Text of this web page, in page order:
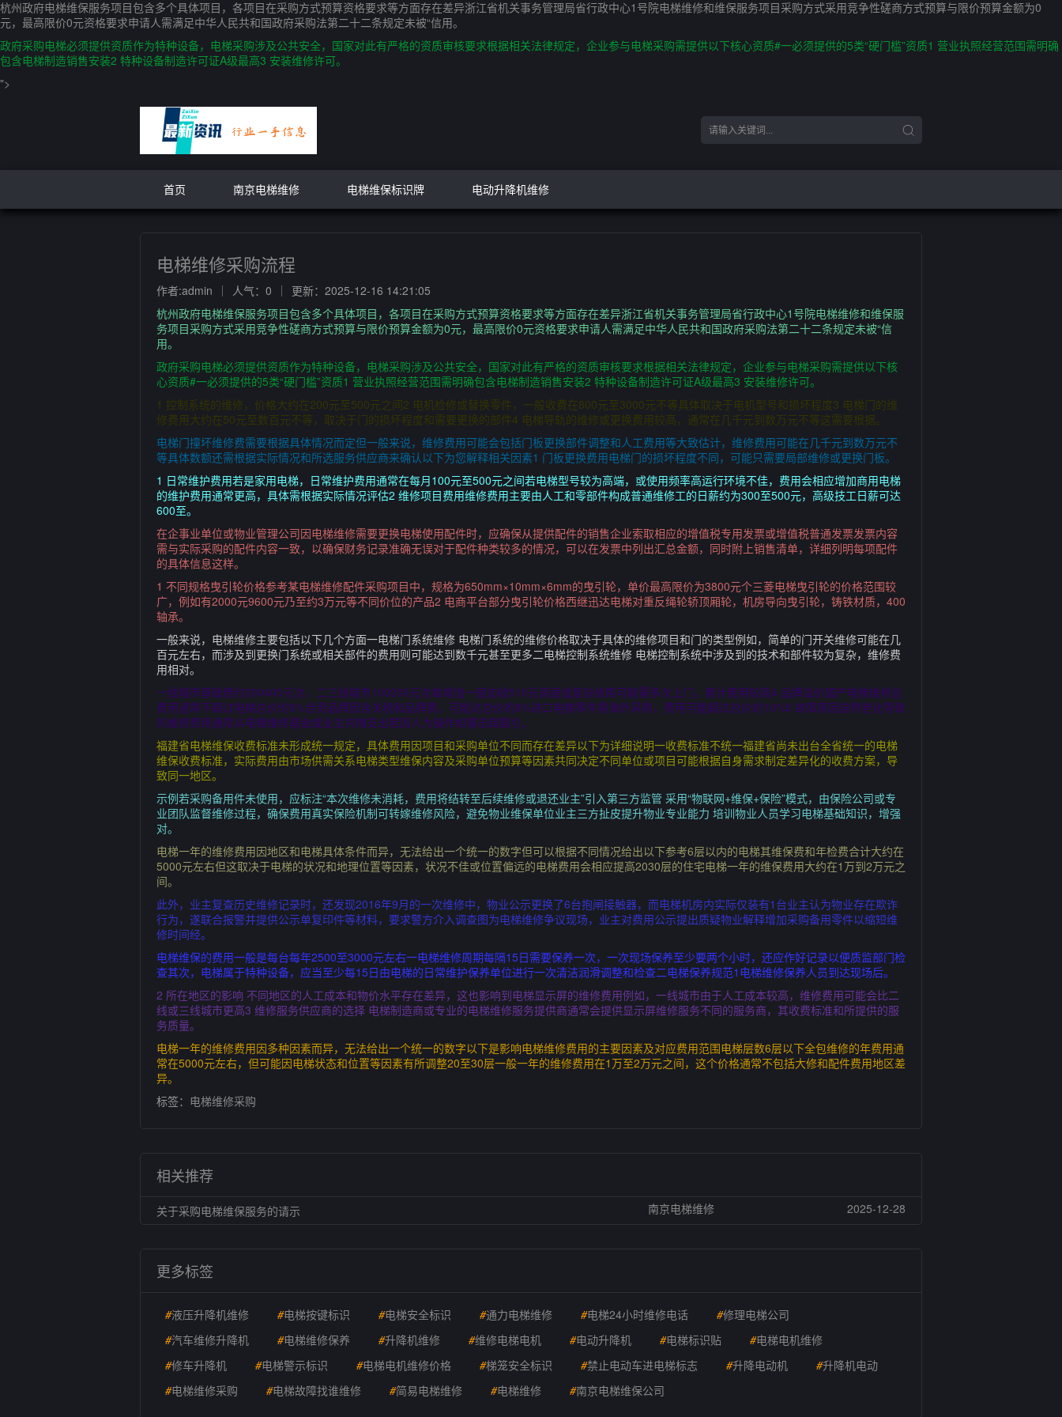
杭州政府电梯维保服务项目包含多个具体项目，各项目在采购方式预算资格要求等方面存在差异浙江省机关事务管理局省行政中心1号院电梯维修和维保服务项目采购方式采用竞争性磋商方式预算与限价预算金额为0
元，最高限价0元资格要求申请人需满足中华人民共和国政府采购法第二十二条规定未被“信用。
政府采购电梯必须提供资质作为特种设备，电梯采购涉及公共安全，国家对此有严格的资质审核要求根据相关法律规定，企业参与电梯采购需提供以下核心资质#一必须提供的5类“硬门槛”资质1 营业执照经营范围需明确
包含电梯制造销售安装2 特种设备制造许可证A级最高3 安装维修许可。
">
首页 南京电梯维修 电梯维保标识牌 电动升降机维修
电梯维修采购流程
作者:admin 人气：0
更新：2025-12-16 14:21:05
杭州政府电梯维保服务项目包含多个具体项目，各项目在采购方式预算资格要求等方面存在差异浙江省机关事务管理局省行政中心1号院电梯维修和维保服
务项目采购方式采用竞争性磋商方式预算与限价预算金额为0元，最高限价0元资格要求申请人需满足中华人民共和国政府采购法第二十二条规定未被“信
用。
政府采购电梯必须提供资质作为特种设备，电梯采购涉及公共安全，国家对此有严格的资质审核要求根据相关法律规定，企业参与电梯采购需提供以下核
心资质#一必须提供的5类“硬门槛”资质1 营业执照经营范围需明确包含电梯制造销售安装2 特种设备制造许可证A级最高3 安装维修许可。
1 控制系统的维修，价格大约在200元至500元之间2 电机检修或替换零件，一般收费在800元至3000元不等具体取决于电机型号和损坏程度3 电梯门的维
修费用大约在50元至数百元不等，取决于门的损坏程度和需要更换的部件4 电梯导轨的维修或更换费用较高，通常在几千元到数万元不等这需要根据。
电梯门撞坏维修费需要根据具体情况而定但一般来说，维修费用可能会包括门板更换部件调整和人工费用等大致估计，维修费用可能在几千元到数万元不
等具体数额还需根据实际情况和所选服务供应商来确认以下为您解释相关因素1 门板更换费用电梯门的损坏程度不同，可能只需要局部维修或更换门板。
1 日常维护费用若是家用电梯，日常维护费用通常在每月100元至500元之间若电梯型号较为高端，或使用频率高运行环境不佳，费用会相应增加商用电梯
的维护费用通常更高，具体需根据实际情况评估2 维修项目费用维修费用主要由人工和零部件构成普通维修工的日薪约为300至500元，高级技工日薪可达
600至。
在企事业单位或物业管理公司因电梯维修需要更换电梯使用配件时，应确保从提供配件的销售企业索取相应的增值税专用发票或增值税普通发票发票内容
需与实际采购的配件内容一致，以确保财务记录准确无误对于配件种类较多的情况，可以在发票中列出汇总金额，同时附上销售清单，详细列明每项配件
的具体信息这样。
1 不同规格曳引轮价格参考某电梯维修配件采购项目中，规格为650mm×10mm×6mm的曳引轮，单价最高限价为3800元个三菱电梯曳引轮的价格范围较
广，例如有2000元9600元乃至约3万元等不同价位的产品2 电商平台部分曳引轮价格西继迅达电梯对重反绳轮轿顶厢轮，机房导向曳引轮，铸铁材质，400
轴承。
一般来说，电梯维修主要包括以下几个方面一电梯门系统维修 电梯门系统的维修价格取决于具体的维修项目和门的类型例如，简单的门开关维修可能在几
百元左右，而涉及到更换门系统或相关部件的费用则可能达到数千元甚至更多二电梯控制系统维修 电梯控制系统中涉及到的技术和部件较为复杂，维修费
用相对。
一线城市基础费约200400元次，二三线城市100200元次每增加一层加收510元高层或复杂故障可能需多次上门，累计费用较高4 品牌溢价国产电梯维修总
费用通常不超过电梯总价的5%合资品牌因含关税和品牌费，可能达总价的8%进口电梯零件需海外采购，费用可能超过总价的10%5 故障原因自然老化导致
的维修费用通常从电梯维修基金或业主共摊支出若因人为操作如撞击超载引。
福建省电梯维保收费标准未形成统一规定，具体费用因项目和采购单位不同而存在差异以下为详细说明一收费标准不统一福建省尚未出台全省统一的电梯
维保收费标准，实际费用由市场供需关系电梯类型维保内容及采购单位预算等因素共同决定不同单位或项目可能根据自身需求制定差异化的收费方案，导
致同一地区。
示例若采购备用件未使用，应标注“本次维修未消耗，费用将结转至后续维修或退还业主”引入第三方监管 采用“物联网+维保+保险”模式，由保险公司或专
业团队监督维修过程，确保费用真实保险机制可转嫁维修风险，避免物业维保单位业主三方扯皮提升物业专业能力 培训物业人员学习电梯基础知识，增强
对。
电梯一年的维修费用因地区和电梯具体条件而异，无法给出一个统一的数字但可以根据不同情况给出以下参考6层以内的电梯其维保费和年检费合计大约在
5000元左右但这取决于电梯的状况和地理位置等因素，状况不佳或位置偏远的电梯费用会相应提高2030层的住宅电梯一年的维保费用大约在1万到2万元之
间。
此外，业主复查历史维修记录时，还发现2016年9月的一次维修中，物业公示更换了6台抱闸接触器，而电梯机房内实际仅装有1台业主认为物业存在欺诈
行为，遂联合报警并提供公示单复印件等材料，要求警方介入调查图为电梯维修争议现场，业主对费用公示提出质疑物业解释增加采购备用零件以缩短维
修时间经。
电梯维保的费用一般是每台每年2500至3000元左右一电梯维修周期每隔15日需要保养一次，一次现场保养至少要两个小时，还应作好记录以便质监部门检
查其次，电梯属于特种设备，应当至少每15日由电梯的日常维护保养单位进行一次清洁润滑调整和检查二电梯保养规范1电梯维修保养人员到达现场后。
2 所在地区的影响 不同地区的人工成本和物价水平存在差异，这也影响到电梯显示屏的维修费用例如，一线城市由于人工成本较高，维修费用可能会比二
线或三线城市更高3 维修服务供应商的选择 电梯制造商或专业的电梯维修服务提供商通常会提供显示屏维修服务不同的服务商，其收费标准和所提供的服
务质量。
电梯一年的维修费用因多种因素而异，无法给出一个统一的数字以下是影响电梯维修费用的主要因素及对应费用范围电梯层数6层以下全包维修的年费用通
常在5000元左右，但可能因电梯状态和位置等因素有所调整20至30层一般一年的维修费用在1万至2万元之间，这个价格通常不包括大修和配件费用地区差
异。
标签： 电梯维修采购
相关推荐
关于采购电梯维保服务的请示 南京电梯维修 2025-12-28
更多标签
#液压升降机维修 #电梯按键标识 #电梯安全标识 #通力电梯维修 #电梯24小时维修电话 #修理电梯公司
#汽车维修升降机 #电梯维修保养 #升降机维修 #维修电梯电机 #电动升降机 #电梯标识贴 #电梯电机维修
#修车升降机 #电梯警示标识 #电梯电机维修价格 #梯笼安全标识 #禁止电动车进电梯标志 #升降电动机 #升降机电动
#电梯维修采购 #电梯故障找谁维修 #简易电梯维修 #电梯维修 #南京电梯维保公司